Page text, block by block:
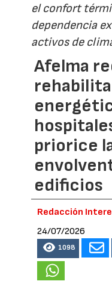
el confort
dependencia
activos de
Afelma
priorice
edificios
Redacción
24/07/2026
1098